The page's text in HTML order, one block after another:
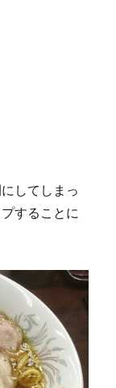
してしまっ
することに